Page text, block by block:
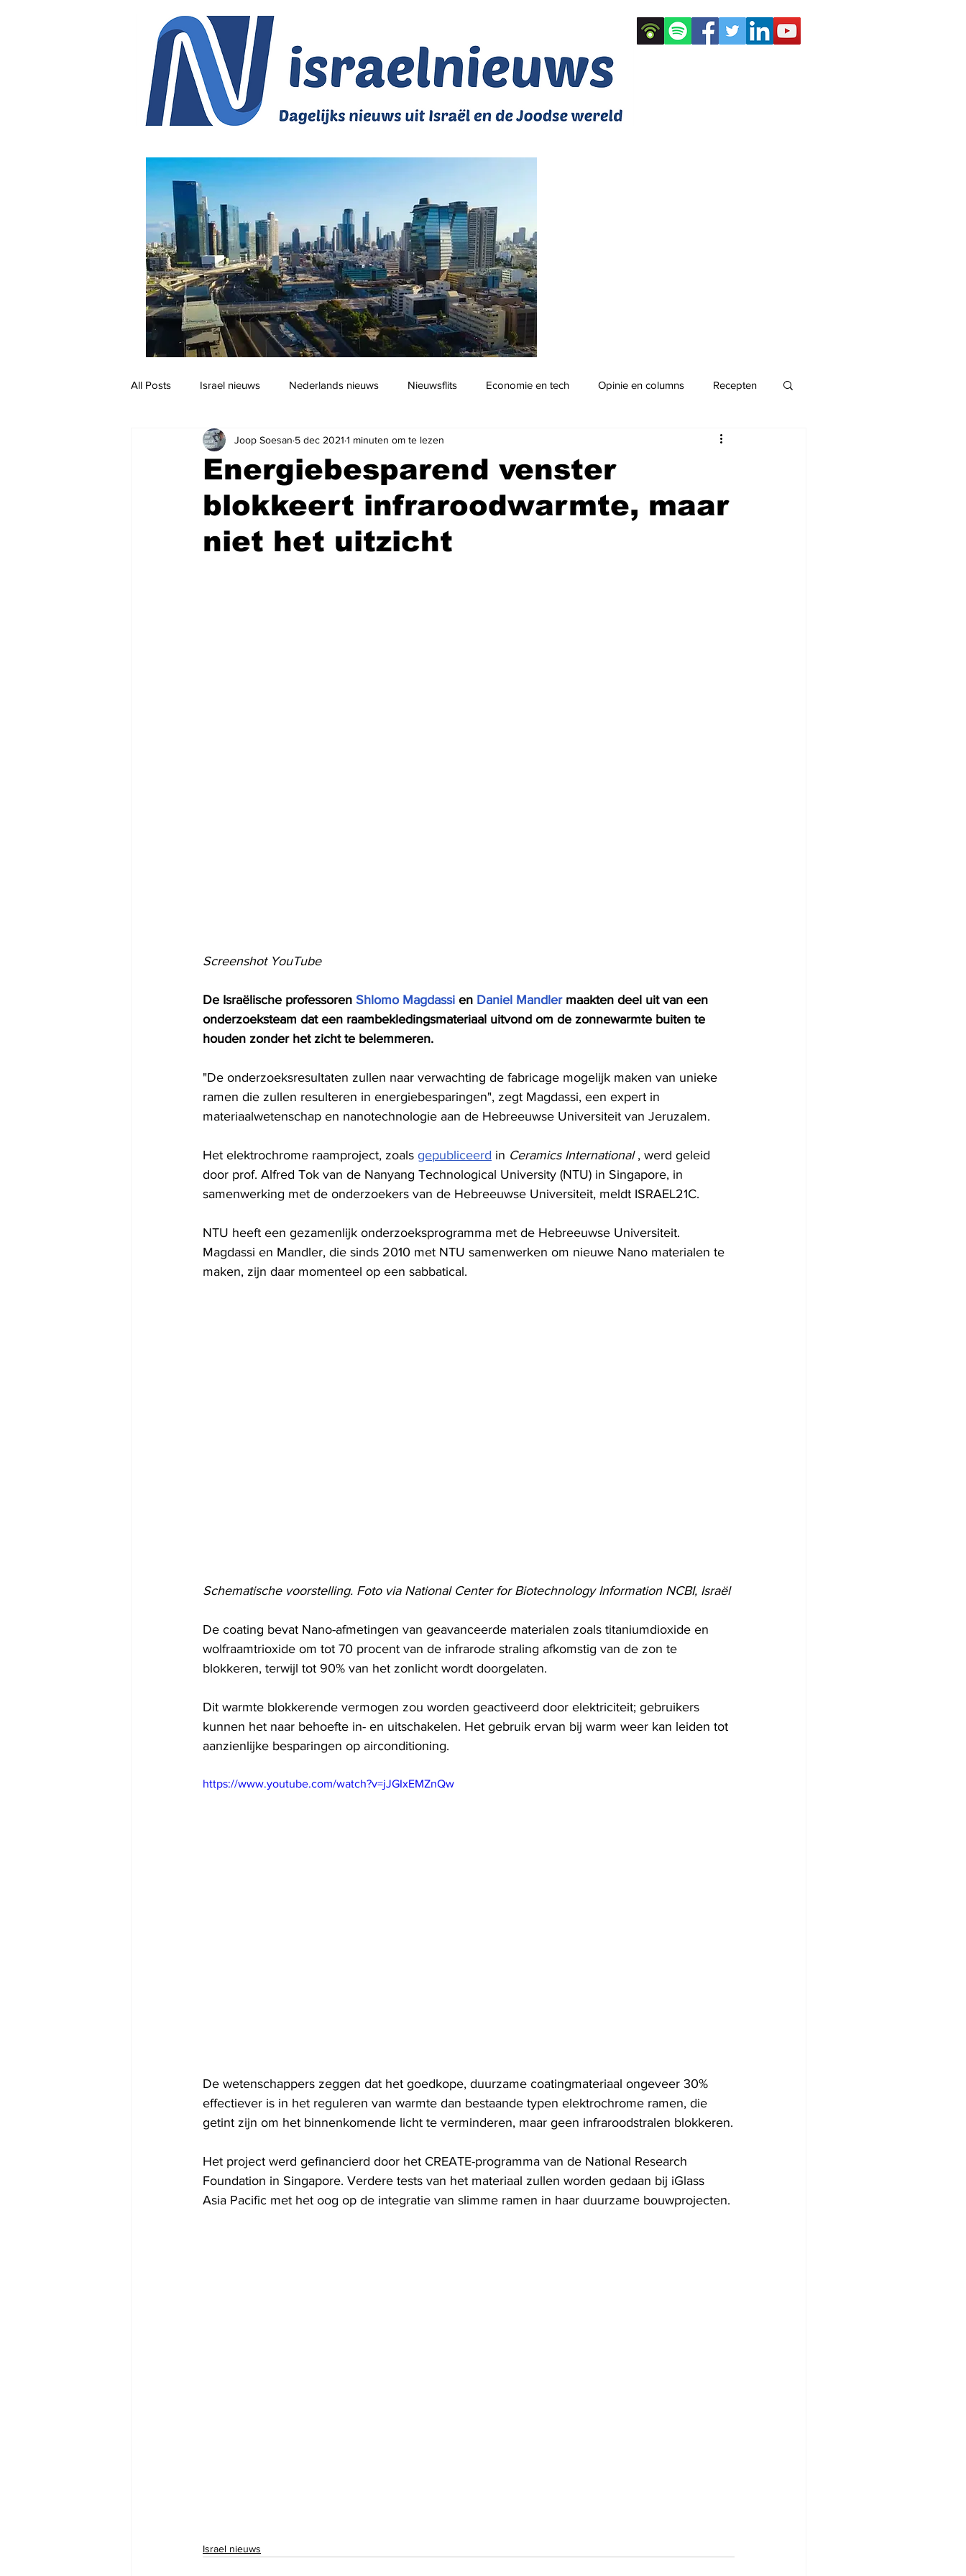
All Posts Israel nieuws Nederlands nieuws Nieuwsflits Economie en tech Opinie en columns Recepten
Jodendom en cultuur Podcast
Energiebesparend venster
blokkeert infraroodwarmte, maar
niet het uitzicht
Joop Soesan 5 dec 2021 1 minuten om te lezen
Screenshot YouTube
De Israëlische professoren Shlomo Magdassi en Daniel Mandler maakten deel uit van een
onderzoeksteam dat een raambekledingsmateriaal uitvond om de zonnewarmte buiten te
houden zonder het zicht te belemmeren.
"De onderzoeksresultaten zullen naar verwachting de fabricage mogelijk maken van unieke
ramen die zullen resulteren in energiebesparingen", zegt Magdassi, een expert in
materiaalwetenschap en nanotechnologie aan de Hebreeuwse Universiteit van Jeruzalem.
Het elektrochrome raamproject, zoals gepubliceerd in Ceramics International , werd geleid
door prof. Alfred Tok van de Nanyang Technological University (NTU) in Singapore, in
samenwerking met de onderzoekers van de Hebreeuwse Universiteit, meldt ISRAEL21C.
NTU heeft een gezamenlijk onderzoeksprogramma met de Hebreeuwse Universiteit.
Magdassi en Mandler, die sinds 2010 met NTU samenwerken om nieuwe Nano materialen te
maken, zijn daar momenteel op een sabbatical.
Schematische voorstelling. Foto via National Center for Biotechnology Information NCBI, Israël
De coating bevat Nano-afmetingen van geavanceerde materialen zoals titaniumdioxide en
wolfraamtrioxide om tot 70 procent van de infrarode straling afkomstig van de zon te
blokkeren, terwijl tot 90% van het zonlicht wordt doorgelaten.
Dit warmte blokkerende vermogen zou worden geactiveerd door elektriciteit; gebruikers
kunnen het naar behoefte in- en uitschakelen. Het gebruik ervan bij warm weer kan leiden tot
aanzienlijke besparingen op airconditioning.
https://www.youtube.com/watch?v=jJGIxEMZnQw
De wetenschappers zeggen dat het goedkope, duurzame coatingmateriaal ongeveer 30%
effectiever is in het reguleren van warmte dan bestaande typen elektrochrome ramen, die
getint zijn om het binnenkomende licht te verminderen, maar geen infraroodstralen blokkeren.
Het project werd gefinancierd door het CREATE-programma van de National Research
Foundation in Singapore. Verdere tests van het materiaal zullen worden gedaan bij iGlass
Asia Pacific met het oog op de integratie van slimme ramen in haar duurzame bouwprojecten.
Israel nieuws